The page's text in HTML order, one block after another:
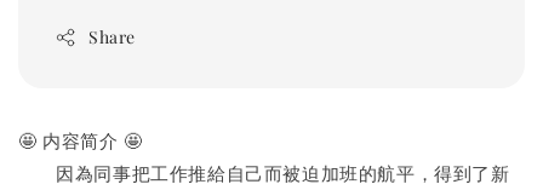
Share
🤩 内容简介 🤩
因為同事把工作推給自己而被迫加班的航平，得到了新